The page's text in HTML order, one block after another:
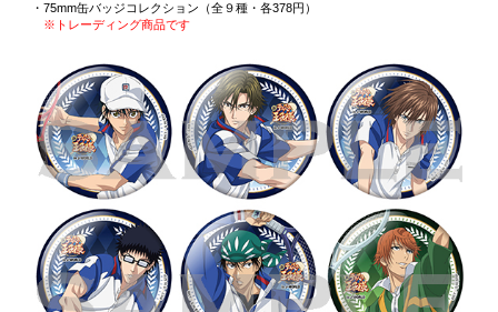
・75mm缶バッジコレクション（全９種・各378円）
※トレーディング商品です